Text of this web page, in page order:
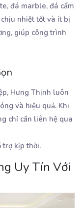
đá marble, đá cẩm
nhiệt tốt và ít bị
giúp công trình
Hưng Thịnh luôn
và hiệu quả. Khi
chỉ cần liên hệ qua
trợ kịp thời.
Uy Tín Với